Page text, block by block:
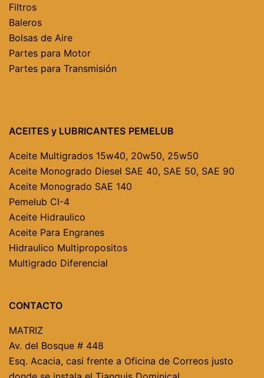
Filtros
Baleros
Bolsas de Aire
Partes para Motor
Partes para Transmisión
ACEITES y LUBRICANTES PEMELUB
Aceite Multigrados 15w40, 20w50, 25w50
Aceite Monogrado Diesel SAE 40, SAE 50, SAE 90
Aceite Monogrado SAE 140
Pemelub CI-4
Aceite Hidraulico
Aceite Para Engranes
Hidraulico Multipropositos
Multigrado Diferencial
CONTACTO
MATRIZ
Av. del Bosque # 448
Esq. Acacia, casi frente a Oficina de Correos justo